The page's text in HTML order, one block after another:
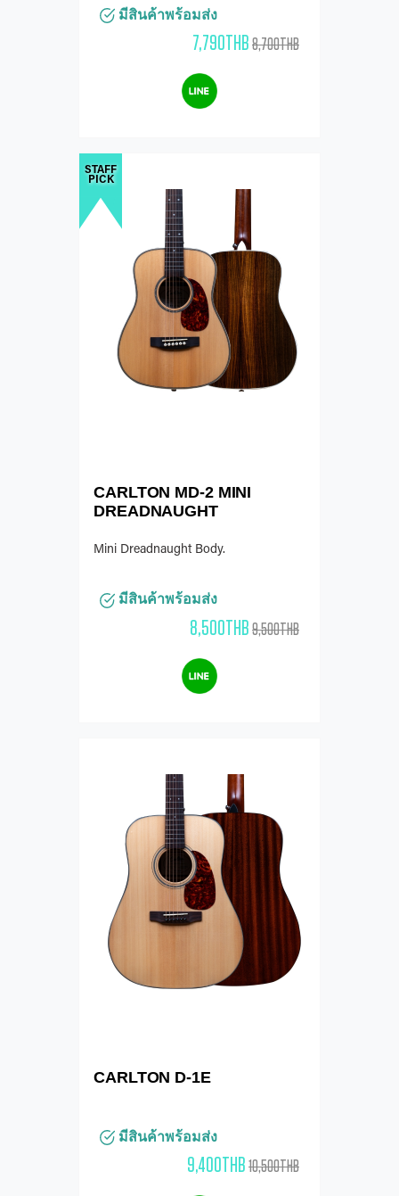
มีสินค้าพร้อมส่ง
7,790THB8,700THB
STAFF
PICK
CARLTON MD-2 MINI
DREADNAUGHT
Mini Dreadnaught Body.
มีสินค้าพร้อมส่ง
8,500THB9,500THB
CARLTON D-1E
มีสินค้าพร้อมส่ง
9,400THB10,500THB